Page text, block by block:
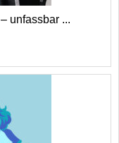
unfassbar ...